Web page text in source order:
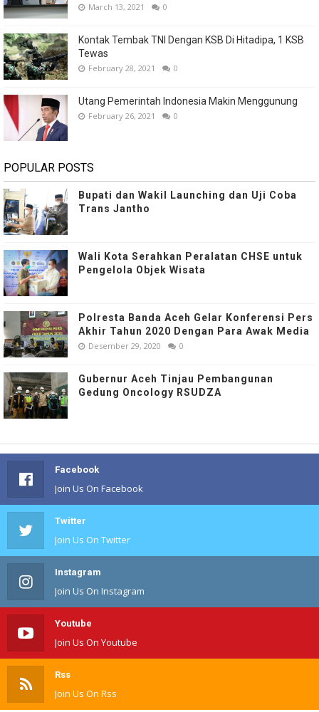
March 13, 2021 0
Kontak Tembak TNI Dengan KSB Di Hitadipa, 1 KSB
Tewas
February 28, 2021 0
Utang Pemerintah Indonesia Makin Menggunung
February 26, 2021 0
POPULAR POSTS
Bupati dan Wakil Launching dan Uji Coba
Trans Jantho
Wali Kota Serahkan Peralatan CHSE untuk
Pengelola Objek Wisata
Polresta Banda Aceh Gelar Konferensi Pers
Akhir Tahun 2020 Dengan Para Awak Media
Desember 29, 2020 0
Gubernur Aceh Tinjau Pembangunan
Gedung Oncology RSUDZA
Facebook
Join Us On Facebook
Twitter
Join Us On Twitter
Instagram
Join Us On Instagram
Youtube
Join Us On Youtube
Rss
Join Us On Rss